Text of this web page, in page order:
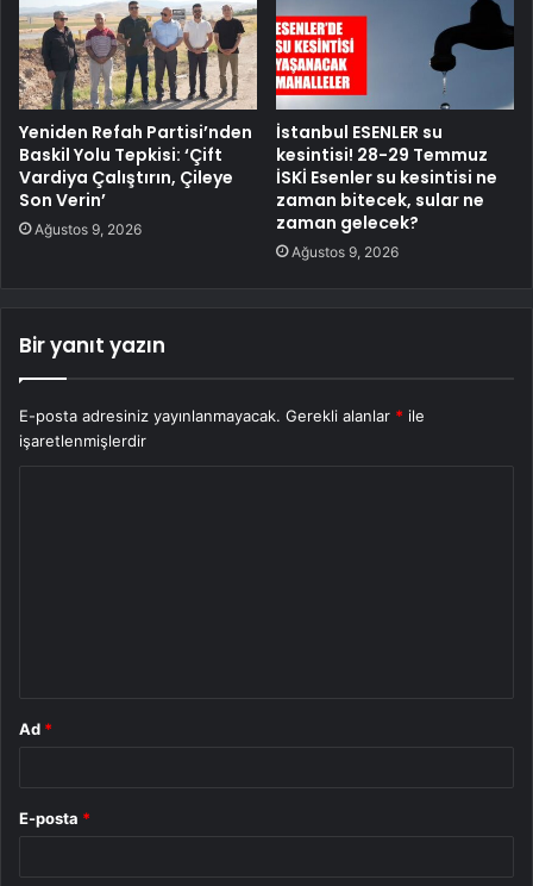
Yeniden Refah Partisi’nden
Baskil Yolu Tepkisi: ‘Çift
Vardiya Çalıştırın, Çileye
Son Verin’
Ağustos 9, 2026
İstanbul ESENLER su
kesintisi! 28-29 Temmuz
İSKİ Esenler su kesintisi ne
zaman bitecek, sular ne
zaman gelecek?
Ağustos 9, 2026
Bir yanıt yazın
E-posta adresiniz yayınlanmayacak. Gerekli alanlar * ile
işaretlenmişlerdir
Ad *
E-posta *